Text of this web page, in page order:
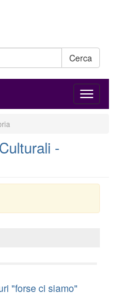
Cerca
-
"forse ci siamo"